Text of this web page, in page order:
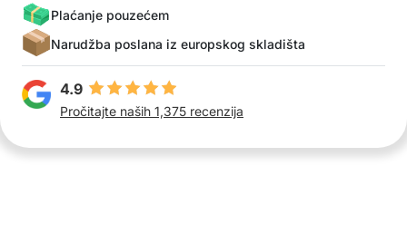
Plaćanje pouzećem
Narudžba poslana iz europskog skladišta
4.9
Pročitajte naših 1,375 recenzija